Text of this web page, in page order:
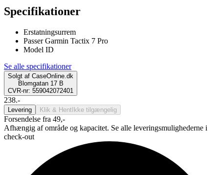
Specifikationer
Erstatningsurrem
Passer Garmin Tactix 7 Pro
Model ID
Se alle specifikationer
Solgt af CaseOnline.dk
Blomgatan 17 B
CVR-nr: 559042072401
238.-
Levering Klik & Hent Ikke tilgængelig
Forsendelse fra 49,-
Afhængig af område og kapacitet. Se alle leveringsmulighederne i
check-out